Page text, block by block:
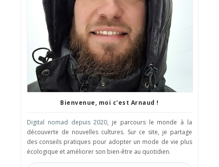
Bienvenue, moi c'est Arnaud !
Digital nomad depuis 2020, je parcours le monde à la
découverte de nouvelles cultures. Sur ce site, je partage
des conseils pratiques pour adopter un mode de vie plus
écologique et améliorer son bien-être au quotidien.